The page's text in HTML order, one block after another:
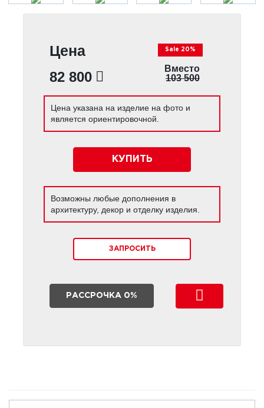
Цена
82 800
Sale 20%
Вместо
103 500
Цена указана на изделие на фото и
является ориентировочной.
КУПИТЬ
Возможны любые дополнения в
архитектуру, декор и отделку изделия.
ЗАПРОСИТЬ
РАССРОЧКА 0%